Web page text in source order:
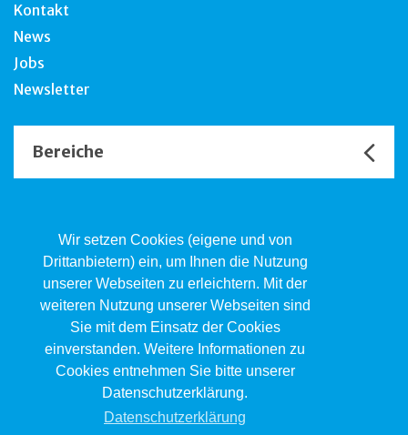
Wir setzen Cookies (eigene und von
Drittanbietern) ein, um Ihnen die Nutzung
unserer Webseiten zu erleichtern. Mit der
weiteren Nutzung unserer Webseiten sind
Sie mit dem Einsatz der Cookies
einverstanden. Weitere Informationen zu
Cookies entnehmen Sie bitte unserer
Datenschutzerklärung.
Datenschutzerklärung
Kontakt
News
Jobs
Newsletter
Bereiche
Kind.Jugend.Familie KJF
Poststrasse 2, Postfach, 4410 Liestal
061 551 17 77
kjf@jsw.swiss